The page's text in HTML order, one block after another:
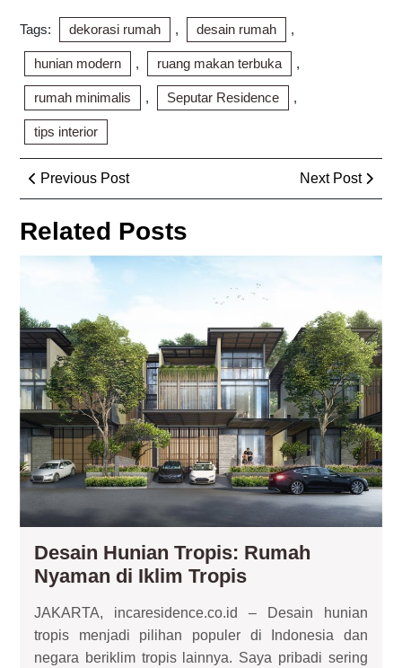
Tags: dekorasi rumah , desain rumah ,
hunian modern , ruang makan terbuka ,
rumah minimalis , Seputar Residence ,
tips interior
Post
navigation
Previous PostPrevious
Post
Next Post
Next
Post
Related Posts
di
Desain Hunian Tropis: Rumah
Nyaman di Iklim TropisDesain
Tropis:
Rumah
JAKARTA, incaresidence.co.id – Desain hunian
tropis menjadi pilihan populer di Indonesia dan
negara beriklim tropis lainnya. Saya pribadi sering